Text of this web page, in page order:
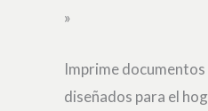
»
Imprime
diseñados para el